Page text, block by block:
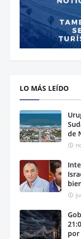
LO MÁS LEÍDO
de